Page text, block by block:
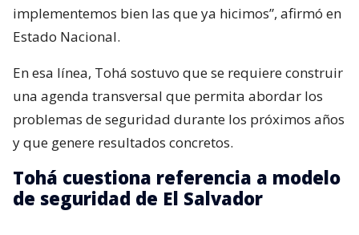
implementemos bien las que ya hicimos”, afirmó en
Estado Nacional.
En esa línea, Tohá sostuvo que se requiere construir
una agenda transversal que permita abordar los
problemas de seguridad durante los próximos años
y que genere resultados concretos.
Tohá cuestiona referencia a modelo
de seguridad de El Salvador